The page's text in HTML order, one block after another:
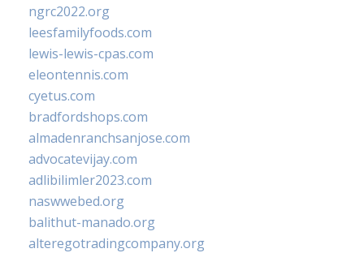
ngrc2022.org
leesfamilyfoods.com
lewis-lewis-cpas.com
eleontennis.com
cyetus.com
bradfordshops.com
almadenranchsanjose.com
advocatevijay.com
adlibilimler2023.com
naswwebed.org
balithut-manado.org
alteregotradingcompany.org